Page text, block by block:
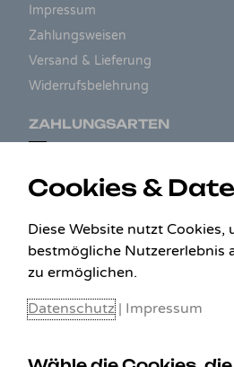
Impressum
Zahlungsweisen
Versand & Lieferung
Widerrufsbelehrung
ZAHLUNGSARTEN
Cookies &
Diese Website nutzt Cookies,
bestmögliche Nutzererlebnis
zu ermöglichen.
Datenschutz | Impressum